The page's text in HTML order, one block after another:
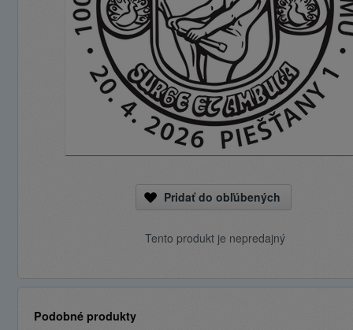
Pridať do obľúbených
Tento produkt je nepredajný
Podobné produkty